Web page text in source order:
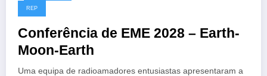
13/07/2026
REP
Conferência de EME 2028 – Earth-
Moon-Earth
Uma equipa de radioamadores entusiastas apresentaram a